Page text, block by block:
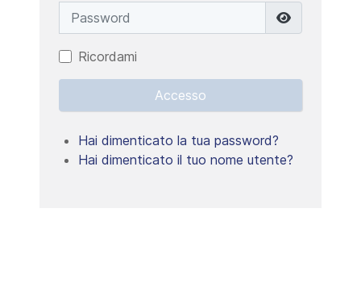
Password
Ricordami
Accesso
Hai dimenticato la tua password?
Hai dimenticato il tuo nome utente?